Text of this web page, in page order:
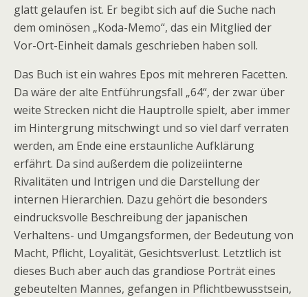
glatt gelaufen ist. Er begibt sich auf die Suche nach
dem ominösen „Koda-Memo“, das ein Mitglied der
Vor-Ort-Einheit damals geschrieben haben soll.
Das Buch ist ein wahres Epos mit mehreren Facetten.
Da wäre der alte Entführungsfall „64“, der zwar über
weite Strecken nicht die Hauptrolle spielt, aber immer
im Hintergrung mitschwingt und so viel darf verraten
werden, am Ende eine erstaunliche Aufklärung
erfährt. Da sind außerdem die polizeiinterne
Rivalitäten und Intrigen und die Darstellung der
internen Hierarchien. Dazu gehört die besonders
eindrucksvolle Beschreibung der japanischen
Verhaltens- und Umgangsformen, der Bedeutung von
Macht, Pflicht, Loyalität, Gesichtsverlust. Letztlich ist
dieses Buch aber auch das grandiose Porträt eines
gebeutelten Mannes, gefangen in Pflichtbewusstsein,